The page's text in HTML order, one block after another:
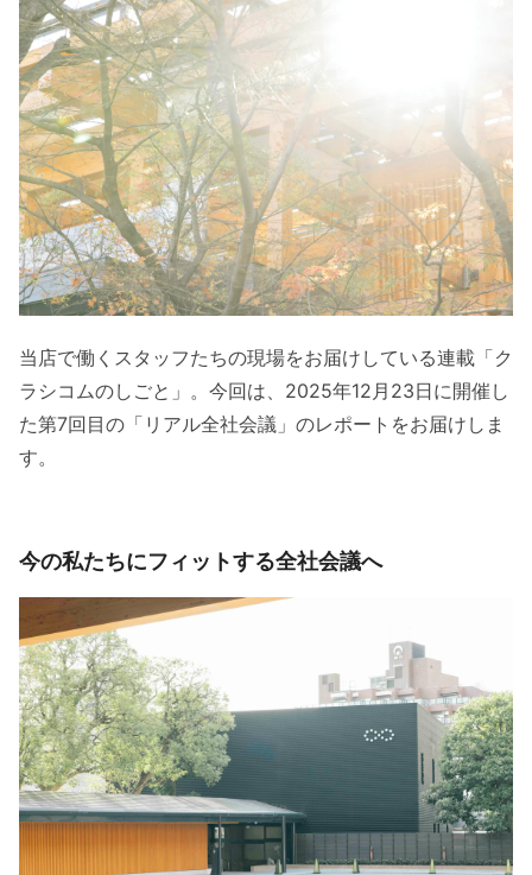
当店で働くスタッフたちの現場をお届けしている連載「ク
ラシコムのしごと」。今回は、2025年12月23日に開催し
た第7回目の「リアル全社会議」のレポートをお届けしま
す。
今の私たちにフィットする全社会議へ